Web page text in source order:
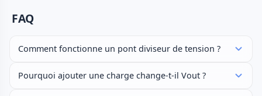
FAQ
Comment fonctionne un pont diviseur de tension ?
Pourquoi ajouter une charge change-t-il Vout ?